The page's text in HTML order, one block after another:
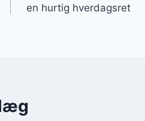
en hurtig hverdagsret